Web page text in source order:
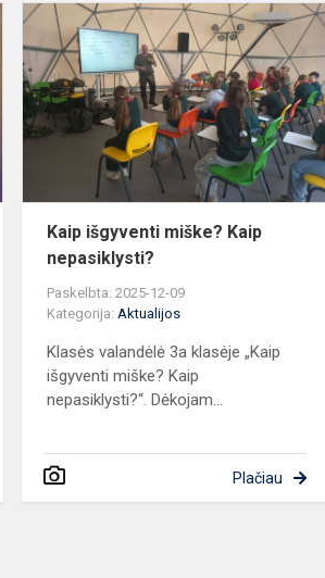
Pasitinkant
šventes
sensoriniame
kambaryje
Kaip išgyventi miške? Kaip
nepasiklysti?
Paskelbta: 2025-12-09
Kategorija:Aktualijos
Klasės valandėlė 3a klasėje „Kaip
išgyventi miške? Kaip
nepasiklysti?“. Dėkojam...
Plačiau